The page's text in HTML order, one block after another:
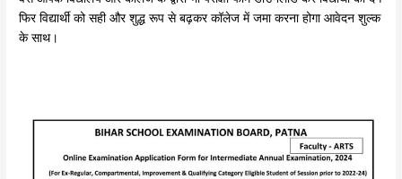
फिर विद्यार्थी को सही और शुद्ध रूप से बढ़कर कॉलेज में जमा करना होगा आवेदन शुल्क
के साथ।